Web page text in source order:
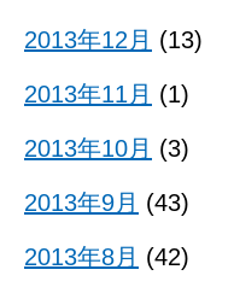
2013年12月 (13)
2013年11月 (1)
2013年10月 (3)
2013年9月 (43)
2013年8月 (42)